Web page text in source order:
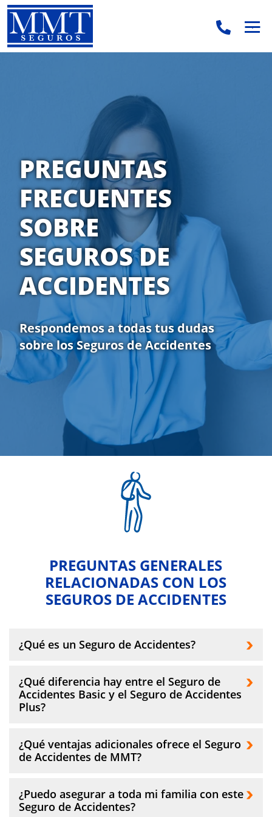
..
PREGUNTAS
FRECUENTES
SOBRE
SEGUROS DE
ACCIDENTES
Respondemos a todas tus dudas
sobre los Seguros de Accidentes
PREGUNTAS GENERALES
RELACIONADAS CON LOS
SEGUROS DE ACCIDENTES
¿Qué es un Seguro de Accidentes?
Un Seguro de Accidenteses un tipo de
seguro que ofrece coberturas financieras en
caso de que el asegurado sufra un accidente
¿Qué diferencia hay entre el Seguro de
Accidentes Basic y el Seguro de Accidentes
Plus?
La principal diferencia entre estas dos
modalidades es que elSeguro de Accidentes
un capital asegurado más ajustado.
¿Qué ventajas adicionales ofrece el Seguro
de Accidentes de MMT?
ElSeguro de Accidentesde MMT incluye
asistencia especializada en viaje, domiciliaria
¿Puedo asegurar a toda mi familia con este
Seguro de Accidentes?